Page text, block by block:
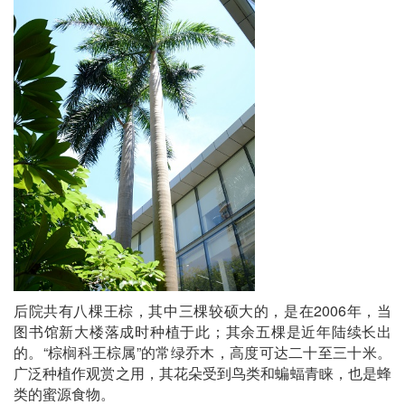
后院共有八棵王棕，其中三棵较硕大的，是在2006年，当
图书馆新大楼落成时种植于此；其余五棵是近年陆续长出
的。“棕榈科王棕属”的常绿乔木，高度可达二十至三十米。
广泛种植作观赏之用，其花朵受到鸟类和蝙蝠青睐，也是蜂
类的蜜源食物。